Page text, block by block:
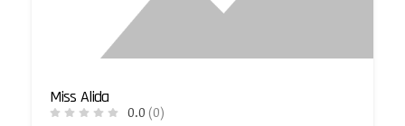
Miss Alida
0.0 (0)